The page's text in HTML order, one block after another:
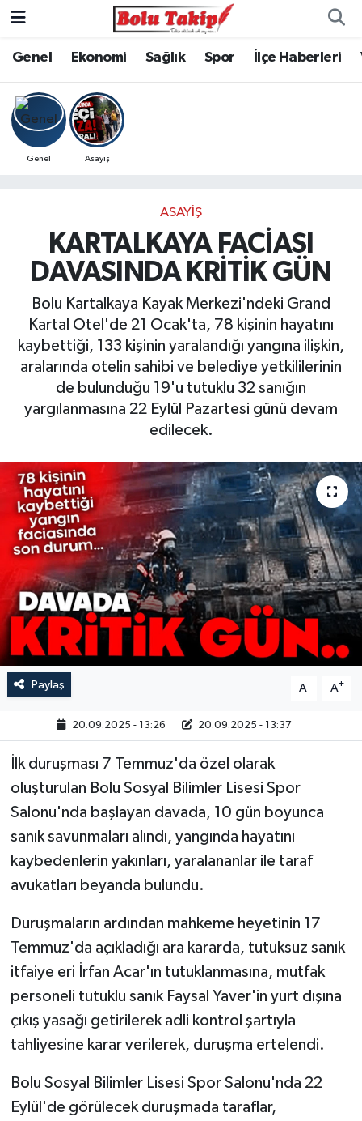
Genel Ekonomi Sağlık Spor İlçe Haberleri
Genel Asayiş
ASAYIŞ
KARTALKAYA FACİASI
DAVASINDA KRİTİK GÜN
Bolu Kartalkaya Kayak Merkezi'ndeki Grand
Kartal Otel'de 21 Ocak'ta, 78 kişinin hayatını
kaybettiği, 133 kişinin yaralandığı yangına ilişkin,
aralarında otelin sahibi ve belediye yetkililerinin
de bulunduğu 19'u tutuklu 32 sanığın
yargılanmasına 22 Eylül Pazartesi günü devam
edilecek.
Paylaş A- A+
20.09.2025 - 13:26 20.09.2025 - 13:37
İlk duruşması 7 Temmuz'da özel olarak
oluşturulan Bolu Sosyal Bilimler Lisesi Spor
Salonu'nda başlayan davada, 10 gün boyunca
sanık savunmaları alındı, yangında hayatını
kaybedenlerin yakınları, yaralananlar ile taraf
avukatları beyanda bulundu.
Duruşmaların ardından mahkeme heyetinin 17
Temmuz'da açıkladığı ara kararda, tutuksuz sanık
itfaiye eri İrfan Acar'ın tutuklanmasına, mutfak
personeli tutuklu sanık Faysal Yaver'in yurt dışına
çıkış yasağı getirilerek adli kontrol şartıyla
tahliyesine karar verilerek, duruşma ertelendi.
Bolu Sosyal Bilimler Lisesi Spor Salonu'nda 22
Eylül'de görülecek duruşmada taraflar,